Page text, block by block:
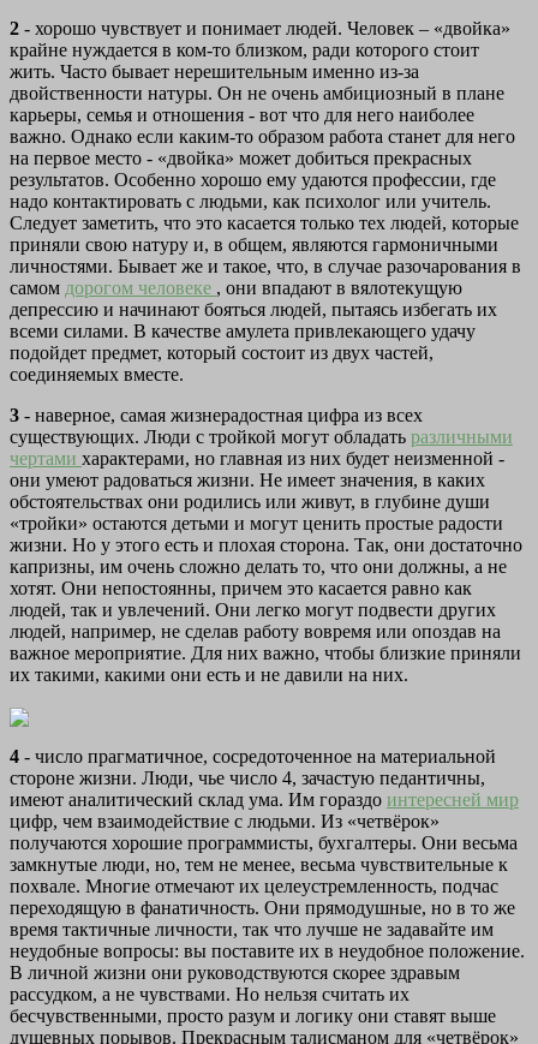
2 - хорошо чувствует и понимает людей. Человек – «двойка»
крайне нуждается в ком-то близком, ради которого стоит
жить. Часто бывает нерешительным именно из-за
двойственности натуры. Он не очень амбициозный в плане
карьеры, семья и отношения - вот что для него наиболее
важно. Однако если каким-то образом работа станет для него
на первое место - «двойка» может добиться прекрасных
результатов. Особенно хорошо ему удаются профессии, где
надо контактировать с людьми, как психолог или учитель.
Следует заметить, что это касается только тех людей, которые
приняли свою натуру и, в общем, являются гармоничными
личностями. Бывает же и такое, что, в случае разочарования в
самом дорогом человеке , они впадают в вялотекущую
депрессию и начинают бояться людей, пытаясь избегать их
всеми силами. В качестве амулета привлекающего удачу
подойдет предмет, который состоит из двух частей,
соединяемых вместе.
3 - наверное, самая жизнерадостная цифра из всех
существующих. Люди с тройкой могут обладать различными
чертами характерами, но главная из них будет неизменной -
они умеют радоваться жизни. Не имеет значения, в каких
обстоятельствах они родились или живут, в глубине души
«тройки» остаются детьми и могут ценить простые радости
жизни. Но у этого есть и плохая сторона. Так, они достаточно
капризны, им очень сложно делать то, что они должны, а не
хотят. Они непостоянны, причем это касается равно как
людей, так и увлечений. Они легко могут подвести других
людей, например, не сделав работу вовремя или опоздав на
важное мероприятие. Для них важно, чтобы близкие приняли
их такими, какими они есть и не давили на них.
4 - число прагматичное, сосредоточенное на материальной
стороне жизни. Люди, чье число 4, зачастую педантичны,
имеют аналитический склад ума. Им гораздо интересней мир
цифр, чем взаимодействие с людьми. Из «четвёрок»
получаются хорошие программисты, бухгалтеры. Они весьма
замкнутые люди, но, тем не менее, весьма чувствительные к
похвале. Многие отмечают их целеустремленность, подчас
переходящую в фанатичность. Они прямодушные, но в то же
время тактичные личности, так что лучше не задавайте им
неудобные вопросы: вы поставите их в неудобное положение.
В личной жизни они руководствуются скорее здравым
рассудком, а не чувствами. Но нельзя считать их
бесчувственными, просто разум и логику они ставят выше
душевных порывов. Прекрасным талисманом для «четвёрок»